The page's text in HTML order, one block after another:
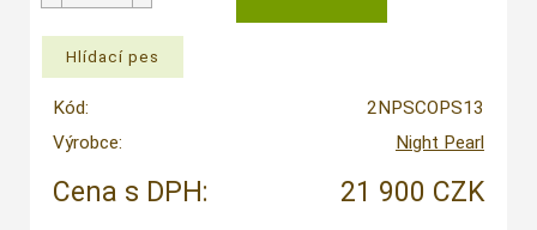
Kód:
2NPSCOPS13
Výrobce:
Night Pearl
Cena s DPH: 21 900 CZK